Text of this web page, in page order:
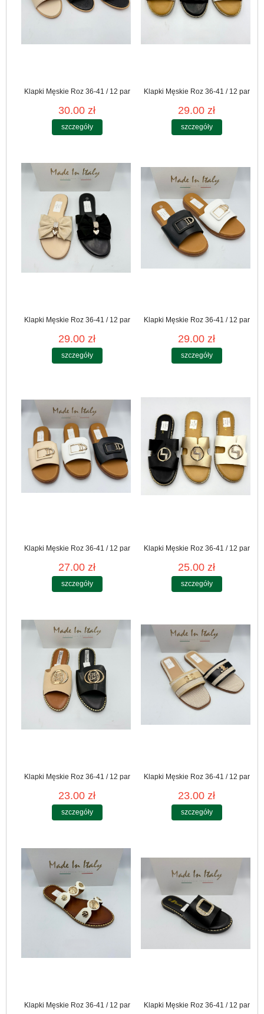
Klapki Męskie Roz 36-41 / 12 par
30.00 zł
szczegóły
Klapki Męskie Roz 36-41 / 12 par
29.00 zł
szczegóły
Klapki Męskie Roz 36-41 / 12 par
29.00 zł
szczegóły
Klapki Męskie Roz 36-41 / 12 par
29.00 zł
szczegóły
Klapki Męskie Roz 36-41 / 12 par
27.00 zł
szczegóły
Klapki Męskie Roz 36-41 / 12 par
25.00 zł
szczegóły
Klapki Męskie Roz 36-41 / 12 par
23.00 zł
szczegóły
Klapki Męskie Roz 36-41 / 12 par
23.00 zł
szczegóły
Klapki Męskie Roz 36-41 / 12 par Klapki Męskie Roz 36-41 / 12 par